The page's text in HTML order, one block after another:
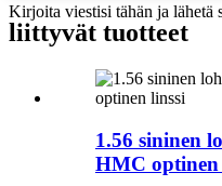
Kirjoita viestisi tähän ja lähetä
liittyvät tuotteet
1.56 sininen
HMC optinen